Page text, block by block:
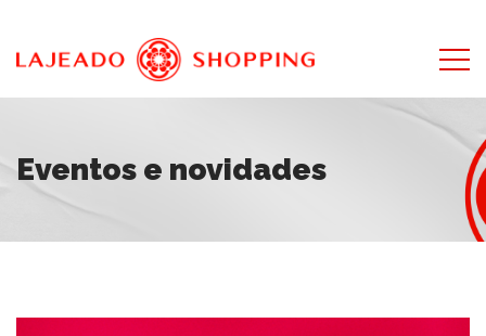
Eventos e novidades